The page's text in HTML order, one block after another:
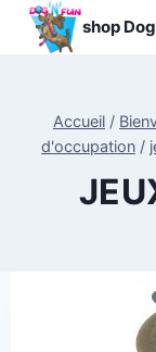
Aller
shop
Accueil /
d'occupation /